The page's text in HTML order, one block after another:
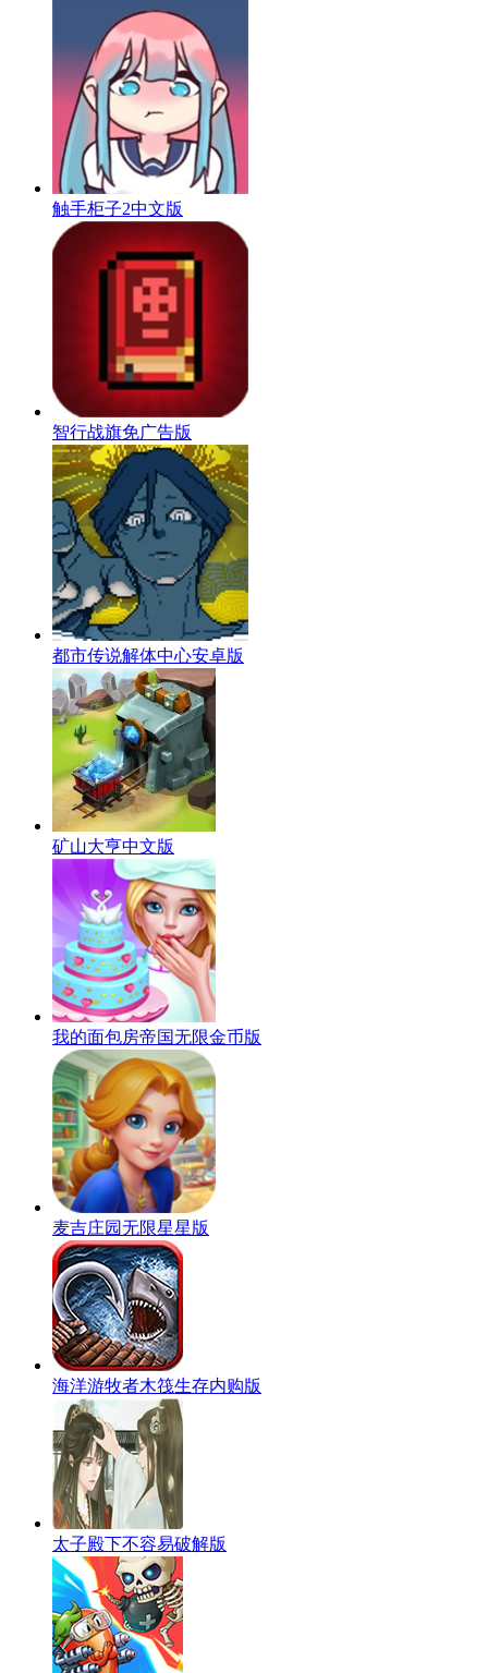
触手柜子2中文版
智行战旗免广告版
都市传说解体中心安卓版
矿山大亨中文版
我的面包房帝国无限金币版
麦吉庄园无限星星版
海洋游牧者木筏生存内购版
太子殿下不容易破解版